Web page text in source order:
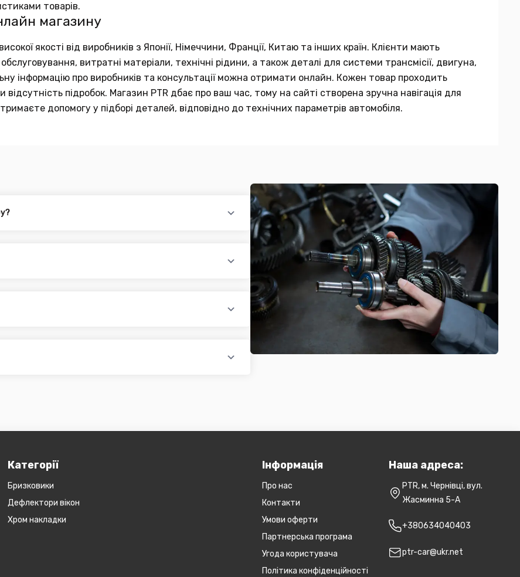
товарів.
магазину
якості від виробників з Японії, Німеччини, Франції, Китаю та інших країн. Клієнти мають
витратні матеріали, технічні рідини, а також деталі для системи трансмісії, двигуна,
інформацію про виробників та консультації можна отримати онлайн. Кожен товар проходить
підробок. Магазин PTR дбає про ваш час, тому на сайті створена зручна навігація для
допомогу у підборі деталей, відповідно до технічних параметрів автомобіля.
для великогабаритного товару
Категорії
Бризковики
Дефлектори вікон
Хром накладки
Інформація
Про нас
Контакти
Умови оферти
Партнерська програма
Угода користувача
Політика конфіденційності
Наша адреса:
PTR, м. Чернівці, вул.
Жасминна 5-А
+380634040403
ptr-car@ukr.net